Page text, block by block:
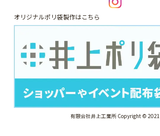
オリジナルポリ袋製作はこちら
有限会社井上工業所 Copyright © 2021